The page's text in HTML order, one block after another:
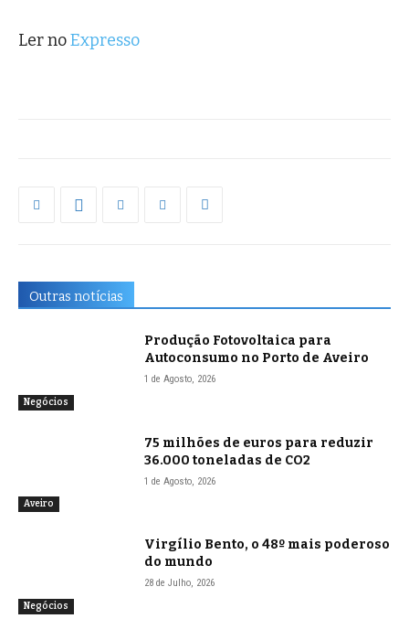
Ler noExpresso
Outras notícias
Negócios
Produção Fotovoltaica para
Autoconsumo no Porto de Aveiro
1 de Agosto, 2026
Aveiro
75 milhões de euros para reduzir
36.000 toneladas de CO2
1 de Agosto, 2026
Negócios
Virgílio Bento, o 48º mais poderoso
do mundo
28 de Julho, 2026